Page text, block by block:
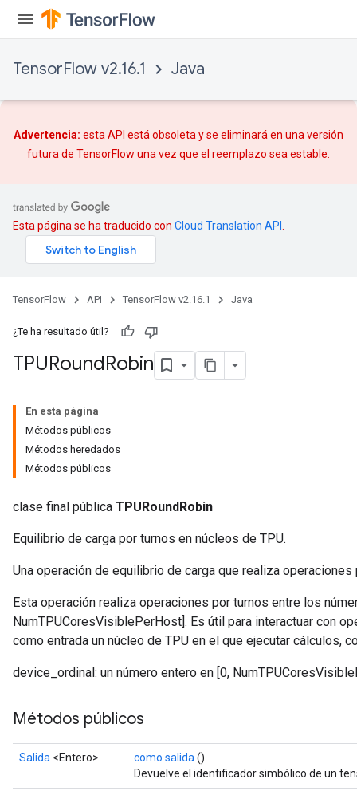
TensorFlow v2.16.1 Java
Advertencia: esta API está obsoleta y se eliminará en una versión
futura de TensorFlow una vez que el reemplazo sea estable.
Esta página se ha traducido con Cloud Translation API
TensorFlow API TensorFlow v2.16.1 Java
¿Te ha resultado útil?
TPURoundRobin
En esta página
Métodos públicos
Métodos heredados
Métodos públicos
clase final pública TPURoundRobin
Equilibrio de carga por turnos en núcleos de TPU.
Una operación de equilibrio de carga que realiza
Esta operación realiza operaciones por turnos entre los
NumTPUCoresVisiblePerHost]. Es útil para interactuar con
como entrada un núcleo de TPU en el que ejecutar cálculos,
device_ordinal: un número entero en [0,
Métodos públicos
Salida <Entero> como salida ()
Devuelve el identificador simbólico de un